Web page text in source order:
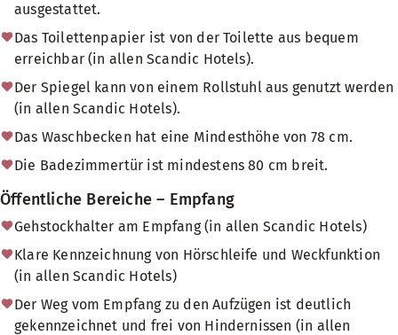
ausgestattet.
Das Toilettenpapier ist von der Toilette aus bequem
erreichbar (in allen Scandic Hotels).
Der Spiegel kann von einem Rollstuhl aus genutzt werden
(in allen Scandic Hotels).
Das Waschbecken hat eine Mindesthöhe von 78 cm.
Die Badezimmertür ist mindestens 80 cm breit.
Öffentliche Bereiche – Empfang
Gehstockhalter am Empfang (in allen Scandic Hotels)
Klare Kennzeichnung von Hörschleife und Weckfunktion
(in allen Scandic Hotels)
Der Weg vom Empfang zu den Aufzügen ist deutlich
gekennzeichnet und frei von Hindernissen (in allen